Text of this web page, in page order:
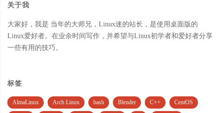
关于我
大家好，我是 当年的大师兄，Linux迷的站长，是使用桌面版的
Linux爱好者。在业余时间写作，并希望与Linux初学者和爱好者分享
一些有用的技巧。
标签
AlmaLinux Arch Linux bash Blender C++ CentOS